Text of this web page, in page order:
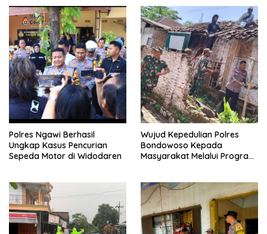
Polres Ngawi Berhasil
Ungkap Kasus Pencurian
Sepeda Motor di Widodaren
Wujud Kepedulian Polres
Bondowoso Kepada
Masyarakat Melalui Program